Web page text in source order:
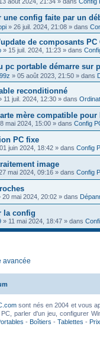
une config faite par un
» 26 juil. 2024, 21:08 » dans
de composants PC
» 15 juil. 2024, 11:23 » dans
pc portable démarre sur
» 05 août 2023, 21:50 » dans
reconditionné
11 juil. 2024, 12:30 » dans
mère compatible pour
mai 2024, 15:00 » dans Config
PC fixe
01 juin 2024, 18:42 » dans Config
image
mai 2024, 09:16 » dans Config
20 mai 2024, 20:02 » dans
la config
» 11 mai 2024, 18:47 » dans
avancée
sont nés en 2004 et vous
parler d'un jeu, configurer
- Boîtiers - Tablettes - Prix